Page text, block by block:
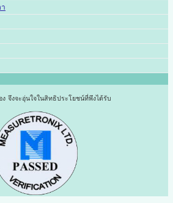
ง จึงจะอุ่นใจในสิทธิประโยชน์ที่พึงได้รับ